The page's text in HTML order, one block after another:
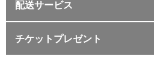
配送サービス
チケットプレゼント